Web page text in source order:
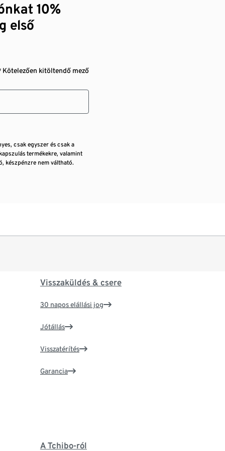
10%
első
Kötelezően kitöltendő mező
csak egyszer és csak a
termékekre, valamint
készpénzre nem váltható.
Visszaküldés & csere
30 napos elállási jog
Jótállás
Visszatérítés
Garancia
A Tchibo-ról